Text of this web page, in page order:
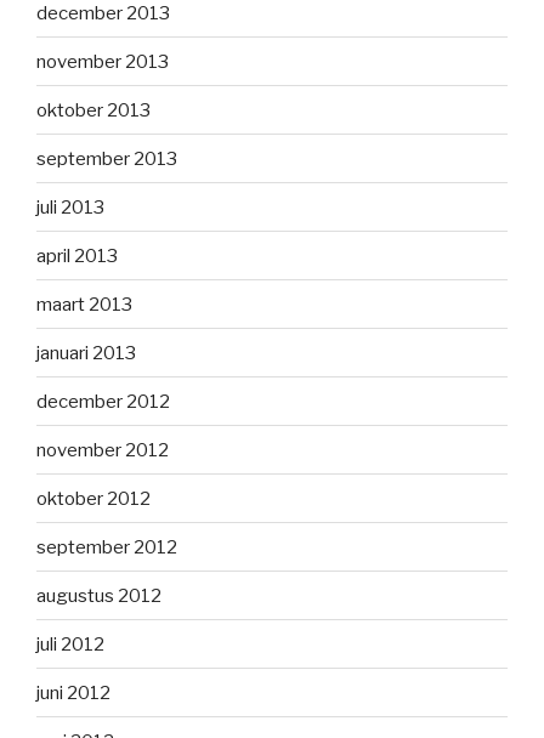
december 2013
november 2013
oktober 2013
september 2013
juli 2013
april 2013
maart 2013
januari 2013
december 2012
november 2012
oktober 2012
september 2012
augustus 2012
juli 2012
juni 2012